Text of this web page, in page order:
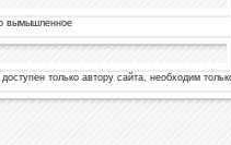
вымышленное
доступен только автору сайта, необходим